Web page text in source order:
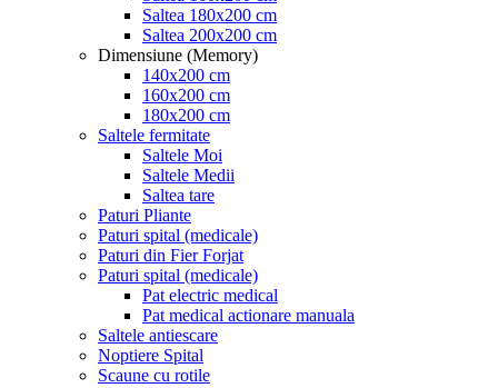
Saltea 180x200 cm
Saltea 200x200 cm
Dimensiune (Memory)
140x200 cm
160x200 cm
180x200 cm
Saltele fermitate
Saltele Moi
Saltele Medii
Saltea tare
Paturi Pliante
Paturi spital (medicale)
Paturi din Fier Forjat
Paturi spital (medicale)
Pat electric medical
Pat medical actionare manuala
Saltele antiescare
Noptiere Spital
Scaune cu rotile